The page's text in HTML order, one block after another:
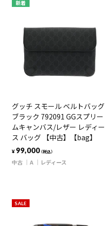
新着
グッチ スモール ベルトバッグ
ブラック 792091 GGスプリー
ムキャンバス/レザー レディー
ス バッグ 【中古】【bag】
¥ 99,000（税込）
中古 A レディース
SALE